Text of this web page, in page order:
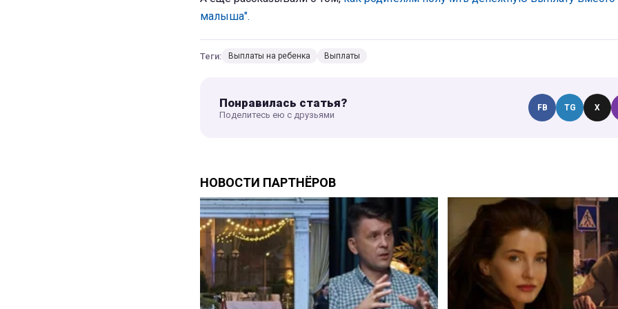
малыша".
Теги: Выплаты на ребенка Выплаты
Понравилась статья?
Поделитесь ею с друзьями
FB TG X